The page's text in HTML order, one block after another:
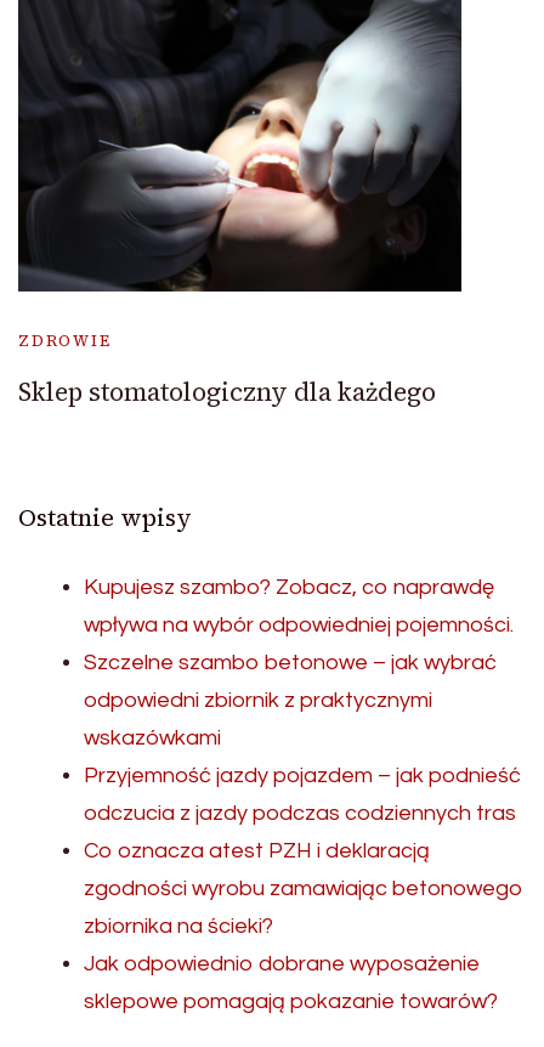
ZDROWIE
Sklep stomatologiczny dla każdego
Ostatnie wpisy
Kupujesz szambo? Zobacz, co naprawdę
wpływa na wybór odpowiedniej pojemności.
Szczelne szambo betonowe – jak wybrać
odpowiedni zbiornik z praktycznymi
wskazówkami
Przyjemność jazdy pojazdem – jak podnieść
odczucia z jazdy podczas codziennych tras
Co oznacza atest PZH i deklaracją
zgodności wyrobu zamawiając betonowego
zbiornika na ścieki?
Jak odpowiednio dobrane wyposażenie
sklepowe pomagają pokazanie towarów?